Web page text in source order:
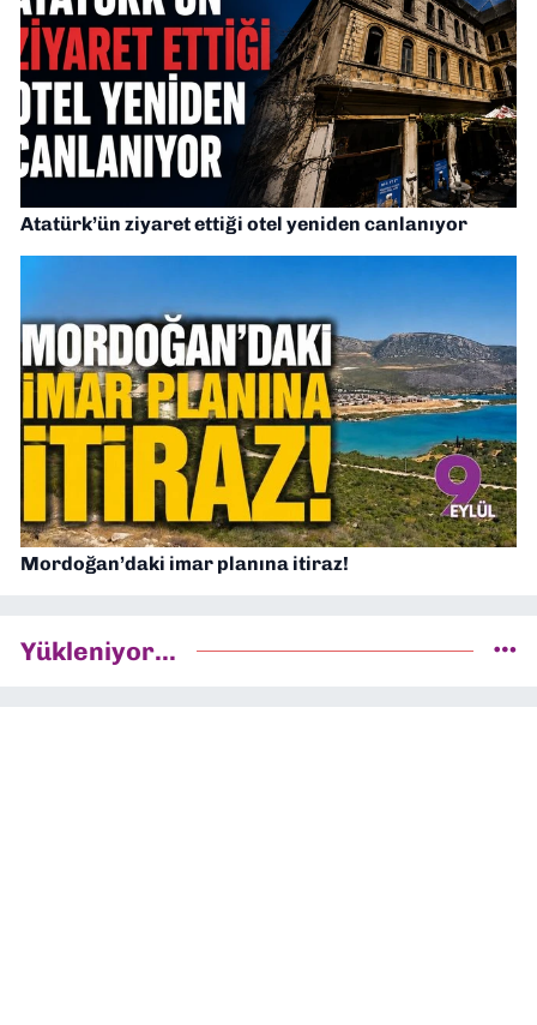
Atatürk’ün ziyaret ettiği otel yeniden canlanıyor
Mordoğan’daki imar planına itiraz!
Yükleniyor...